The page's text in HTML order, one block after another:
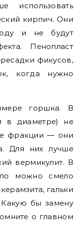
использовать
кирпич. Они
и не будут
Пенопласт
фикусов,
когда нужно
горшка. В
в диаметре) не
фракции — они
Для них лучше
вермикулит. В
можно смело
гальки
бы замену
о главном